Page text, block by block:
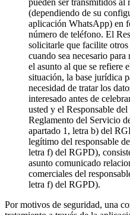
(dependiendo de su
aplicación WhatsApp) en
número de teléfono. El
solicitarle que facilite otros
cuando sea necesario
el asunto al que se refiere
situación, la base jurídica
necesidad de tratar los
interesado antes de
usted y el Responsable
Reglamento del Servicio
apartado 1, letra b) del
legítimo del responsable
letra f) del RGPD),
asunto comunicado
comerciales del
letra f) del RGPD).
Por motivos de seguridad, una